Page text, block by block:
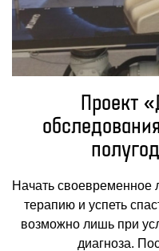
Проект
Начать своевременное
терапию и успеть
возможно лишь при
диагноза.